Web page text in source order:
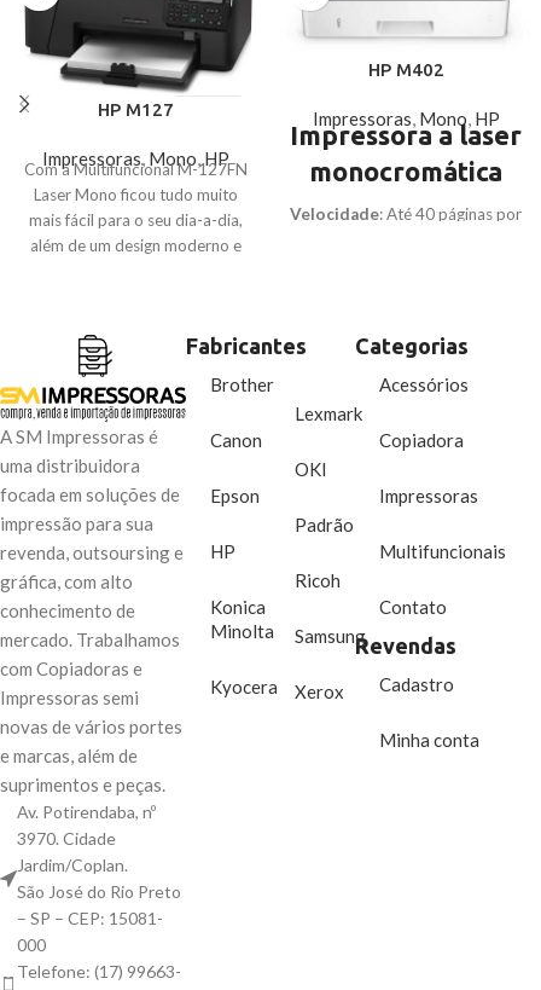
HP M127
Impressoras, Mono,HP
Com a Multifuncional M-127FN
Laser Mono ficou tudo muito
mais fácil para o seu dia-a-dia,
além de um design moderno e
M127 possui recursos
integrados como o HP ePrint
que você imprime, de qualquer
lugar através do seu dispositivo
móvel. Além disso, a MFP
M127FN conta também com
funções de imprimir, copiar,
digitalizar, enviar e receber fax,
tudo isso com alta velocidade e
qualidade, ao alcance das suas
mãos.
HP M402
Impressoras, Mono, HP
Impressora a laser
monocromática
Velocidade: Até 40 páginas por
pequeno a médio porte que
impressão eficiente e de alta
A SM Impressoras é
uma distribuidora
focada em soluções de
impressão para sua
revenda, outsoursing e
gráfica, com alto
conhecimento de
mercado. Trabalhamos
com Copiadoras e
Impressoras semi
novas de vários portes
e marcas, além de
suprimentos e peças.
Av. Potirendaba, nº
3970. Cidade
Jardim/Coplan.
São José do Rio Preto
– SP – CEP: 15081-
000
Telefone: (17) 99663-
Fabricantes
Brother
Canon
Epson
HP
Konica
Minolta
Kyocera
Lexmark
OKI
Padrão
Ricoh
Samsung
Xerox
Categorias
Acessórios
Copiadora
Impressoras
Multifuncionais
Contato
Revendas
Cadastro
Minha conta